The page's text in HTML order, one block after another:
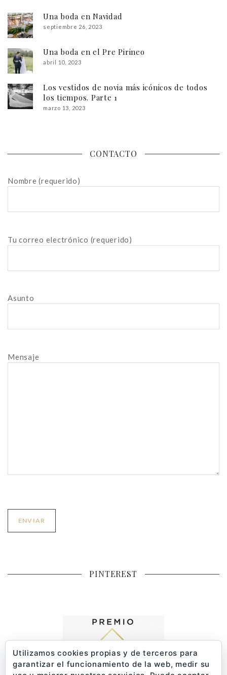
Una boda en Navidad
septiembre 26, 2023
Una boda en el Pre Pirineo
abril 10, 2023
Los vestidos de novia más icónicos de todos
los tiempos. Parte 1
marzo 13, 2023
CONTACTO
Nombre (requerido)
Tu correo electrónico (requerido)
Asunto
Mensaje
PINTEREST
Utilizamos cookies propias y de terceros para
garantizar el funcionamiento de la web, medir su